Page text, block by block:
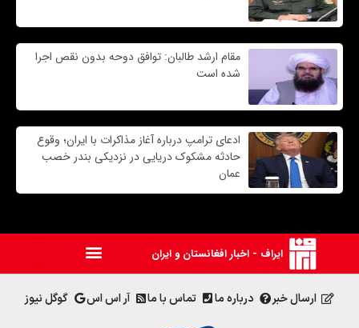
مقام ارشد طالبان: توافق دوحه بدون نقص اجرا
شده است
ادعای ترامپ درباره آغاز مذاکرات با ایران؛ وقوع
حادثه مشکوک دریایی در نزدیکی بندر خصب
عمان
ایراف - اخبار افغانستان و ایران
ارسال خبر درباره ما تماس با ما آر اس اس گوگل نیوز